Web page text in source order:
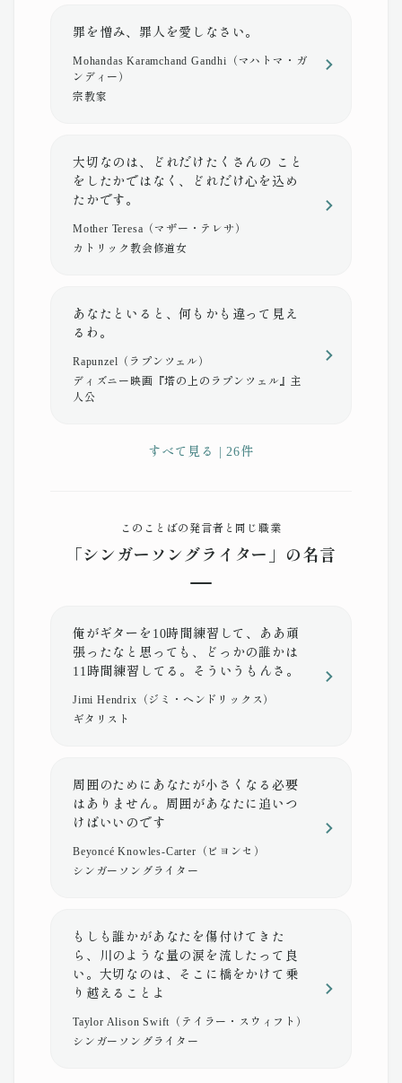
罪を憎み、罪人を愛しなさい。
Mohandas Karamchand Gandhi（マハトマ・ガ
ンディー）
宗教家
大切なのは、どれだけたくさんの こと
をしたかではなく、どれだけ心を込め
たかです。
Mother Teresa（マザー・テレサ）
カトリック教会修道女
あなたといると、何もかも違って見え
るわ。
Rapunzel（ラプンツェル）
ディズニー映画『塔の上のラプンツェル』主
人公
すべて見る | 26件
このことばの発言者と同じ職業
「シンガーソングライター」の名言
俺がギターを10時間練習して、ああ頑
張ったなと思っても、どっかの誰かは
11時間練習してる。そういうもんさ。
Jimi Hendrix（ジミ・ヘンドリックス）
ギタリスト
周囲のためにあなたが小さくなる必要
はありません。周囲があなたに追いつ
けばいいのです
Beyoncé Knowles-Carter（ビヨンセ）
シンガーソングライター
もしも誰かがあなたを傷付けてきた
ら、川のような量の涙を流したって良
い。大切なのは、そこに橋をかけて乗
り越えることよ
Taylor Alison Swift（テイラー・スウィフト）
シンガーソングライター